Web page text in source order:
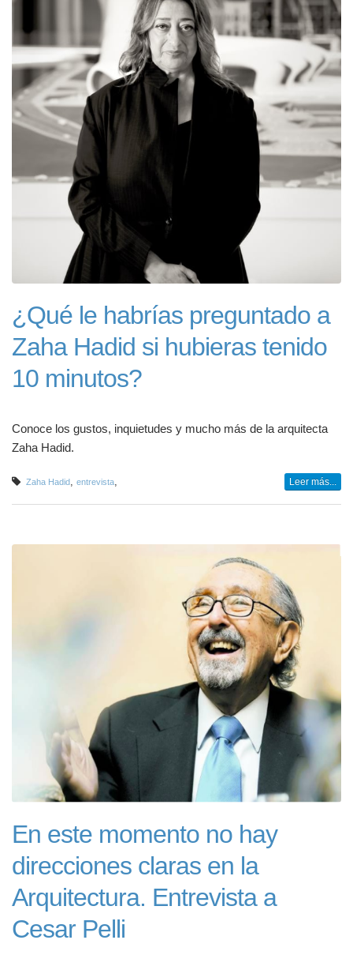
¿Qué le habrías preguntado a
Zaha Hadid si hubieras tenido
10 minutos?
Conoce los gustos, inquietudes y mucho más de la arquitecta
Zaha Hadid.
Zaha Hadid entrevista Leer más...
En este momento no hay
direcciones claras en la
Arquitectura. Entrevista a
Cesar Pelli